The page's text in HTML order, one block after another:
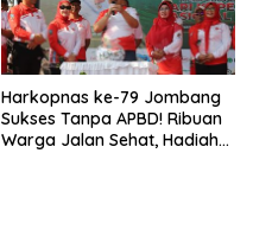
Harkopnas ke-79 Jombang
Sukses Tanpa APBD! Ribuan
Warga Jalan Sehat, Hadiah